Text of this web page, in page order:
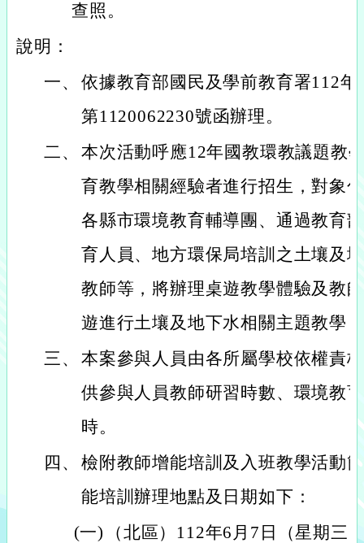
查照。
說明：
一、 依據教育部國民及學前教育署112
第1120062230號函辦理。
二、 本次活動呼應12年國教環教議題教
育教學相關經驗者進行招生，對象
各縣市環境教育輔導團、通過教育
育人員、地方環保局培訓之土壤及
教師等，將辦理桌遊教學體驗及教
遊進行土壤及地下水相關主題教學
三、 本案參與人員由各所屬學校依權責
供參與人員教師研習時數、環境教
時。
四、 檢附教師增能培訓及入班教學活動
能培訓辦理地點及日期如下：
(一)
（北區）112年6月7日（星期三